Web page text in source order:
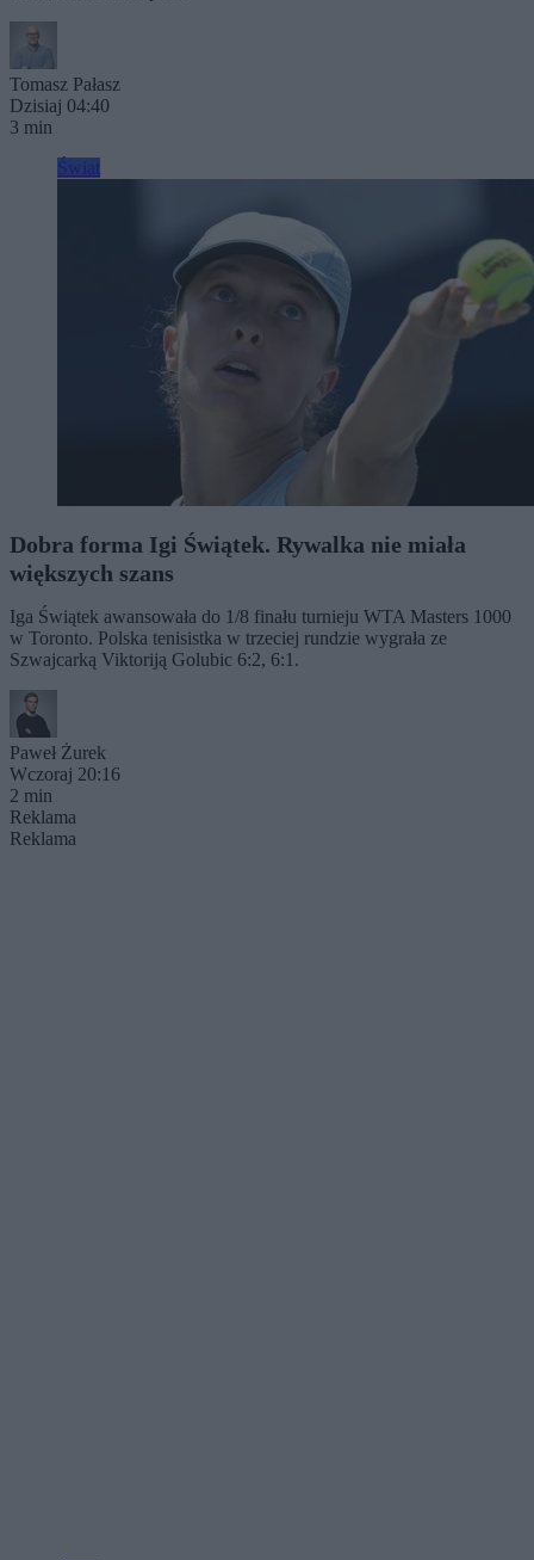
Tomasz Pałasz
Dzisiaj 04:40
3 min
Dobra forma Igi Świątek. Rywalka nie miała
większych szans
Iga Świątek awansowała do 1/8 finału turnieju WTA Masters 1000
w Toronto. Polska tenisistka w trzeciej rundzie wygrała ze
Szwajcarką Viktoriją Golubic 6:2, 6:1.
Paweł Żurek
Wczoraj 20:16
2 min
Reklama
Reklama